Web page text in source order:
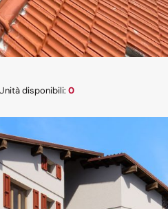
disponibili: 0